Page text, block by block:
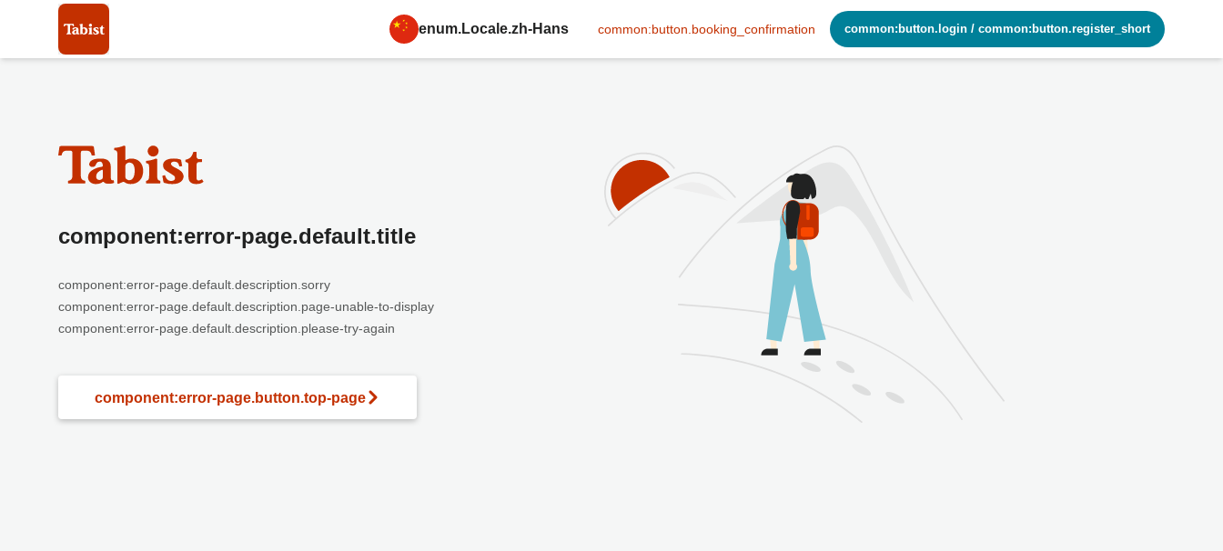
enum.Locale.zh-Hans common:button.booking_confirmation common:button.login / common:button.register_short
component:error-page.default.title
component:error-page.default.description.sorry
component:error-page.default.description.page-unable-to-display
component:error-page.default.description.please-try-again
component:error-page.button.top-page